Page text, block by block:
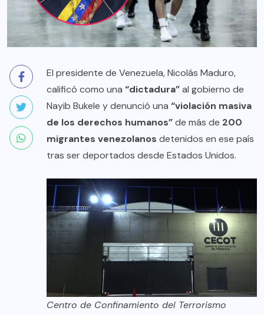
El presidente de Venezuela, Nicolás Maduro,
calificó como una “dictadura”al gobierno de
Nayib Bukele y denunció una “violación masiva
de los derechos humanos”de más de 200
migrantes venezolanos detenidos en ese país
tras ser deportados desde Estados Unidos.
Centro de Confinamiento del Terrorismo